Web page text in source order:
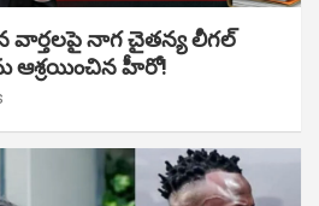
వార్తలపై నాగ చైతన్య లీగల్
ఆశ్రయించిన హీరో!